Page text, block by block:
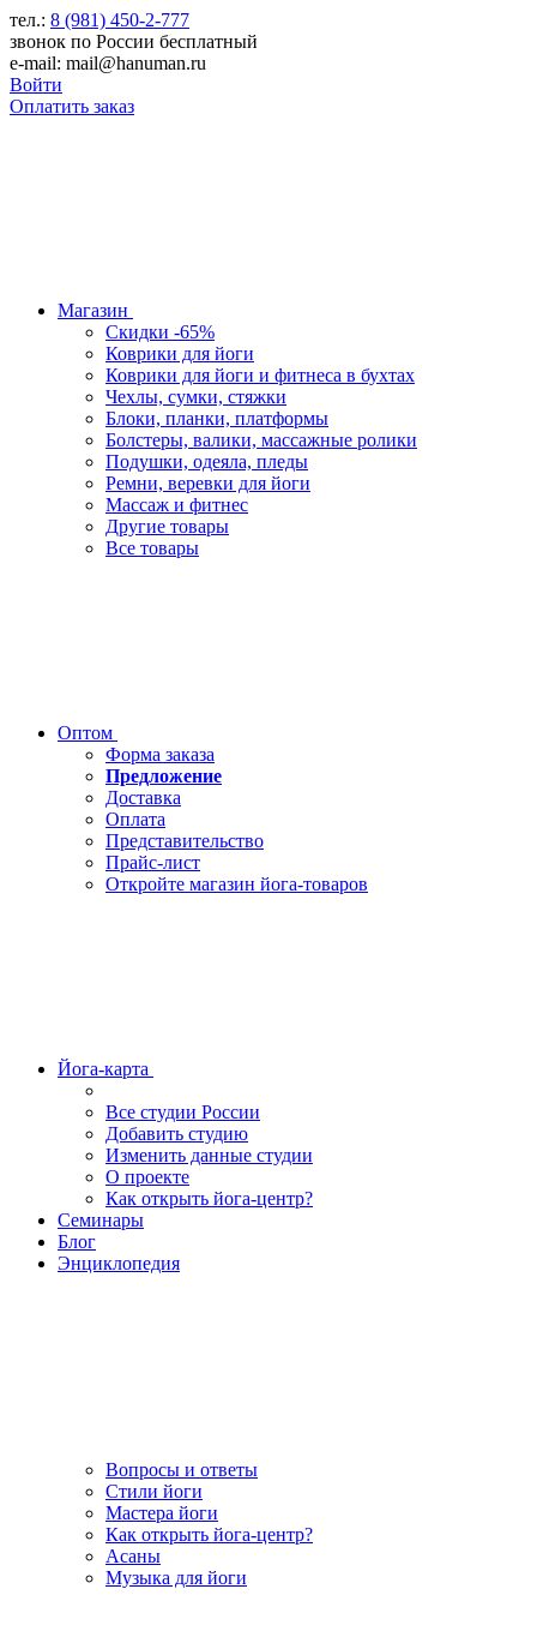
тел.: 8 (981) 450-2-777
звонок по России бесплатный
e-mail: mail@hanuman.ru
Войти
Оплатить заказ
Магазин
Скидки -65%
Коврики для йоги
Коврики для йоги и фитнеса в бухтах
Чехлы, сумки, стяжки
Блоки, планки, платформы
Болстеры, валики, массажные ролики
Подушки, одеяла, пледы
Ремни, веревки для йоги
Массаж и фитнес
Другие товары
Все товары
Оптом
Форма заказа
Предложение
Доставка
Оплата
Представительство
Прайс-лист
Откройте магазин йога-товаров
Йога-карта
Все студии России
Добавить студию
Изменить данные студии
О проекте
Как открыть йога-центр?
Семинары
Блог
Энциклопедия
Вопросы и ответы
Стили йоги
Мастера йоги
Как открыть йога-центр?
Асаны
Музыка для йоги